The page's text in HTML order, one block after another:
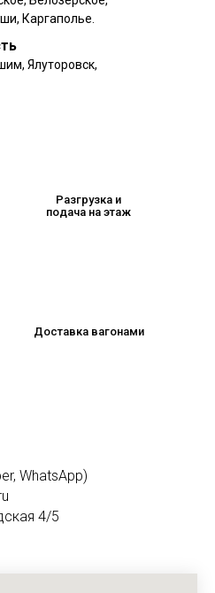
Каргаполье.
Ялуторовск,
Разгрузка и
подача на этаж
Доставка вагонами
WhatsApp)
4/5